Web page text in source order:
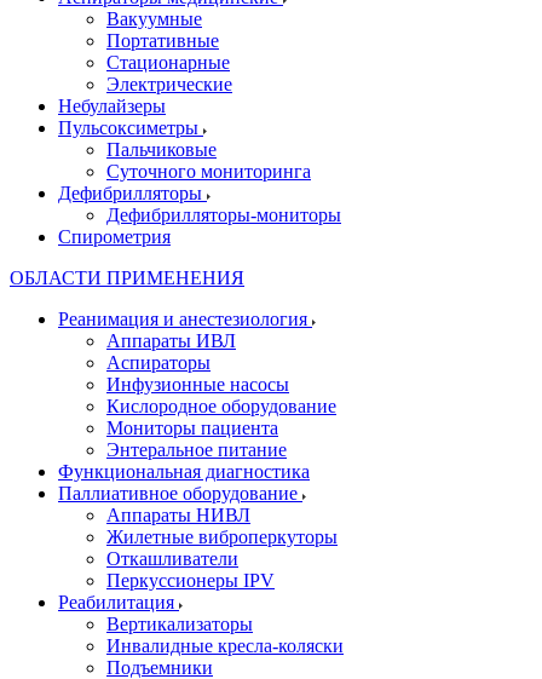
Вакуумные
Портативные
Стационарные
Электрические
Небулайзеры
Пульсоксиметры
Пальчиковые
Суточного мониторинга
Дефибрилляторы
Дефибрилляторы-мониторы
Спирометрия
ОБЛАСТИ ПРИМЕНЕНИЯ
Реанимация и анестезиология
Аппараты ИВЛ
Аспираторы
Инфузионные насосы
Кислородное оборудование
Мониторы пациента
Энтеральное питание
Функциональная диагностика
Паллиативное оборудование
Аппараты НИВЛ
Жилетные виброперкуторы
Откашливатели
Перкуссионеры IPV
Реабилитация
Вертикализаторы
Инвалидные кресла-коляски
Подъемники